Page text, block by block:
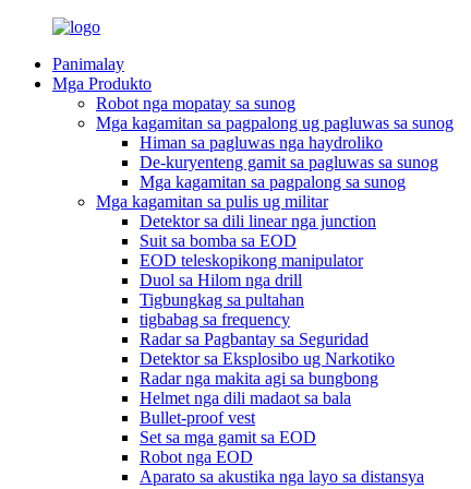
Panimalay
Mga Produkto
Robot nga mopatay sa sunog
Mga kagamitan sa pagpalong ug pagluwas sa sunog
Himan sa pagluwas nga haydroliko
De-kuryenteng gamit sa pagluwas sa sunog
Mga kagamitan sa pagpalong sa sunog
Mga kagamitan sa pulis ug militar
Detektor sa dili linear nga junction
Suit sa bomba sa EOD
EOD teleskopikong manipulator
Duol sa Hilom nga drill
Tigbungkag sa pultahan
tigbabag sa frequency
Radar sa Pagbantay sa Seguridad
Detektor sa Eksplosibo ug Narkotiko
Radar nga makita agi sa bungbong
Helmet nga dili madaot sa bala
Bullet-proof vest
Set sa mga gamit sa EOD
Robot nga EOD
Aparato sa akustika nga layo sa distansya